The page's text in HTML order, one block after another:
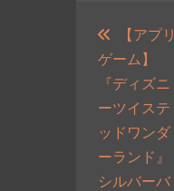
【アプリ
ゲーム】
『ディズニ
ーツイステ
ッドワンダ
ーランド』
シルバーバ